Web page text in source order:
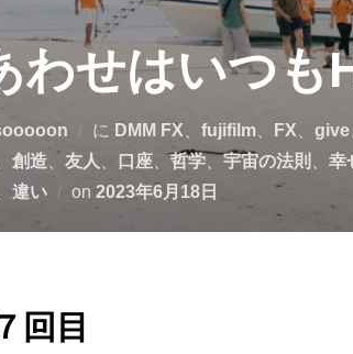
わせはいつも
に DMM FX 、fujifilm FX 、give
、創造 、友人 口座 、哲学 、宇宙の法則 、幸
、違い on投
2023年6月18日
回目